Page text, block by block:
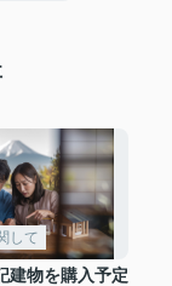
して
建物を購入予定